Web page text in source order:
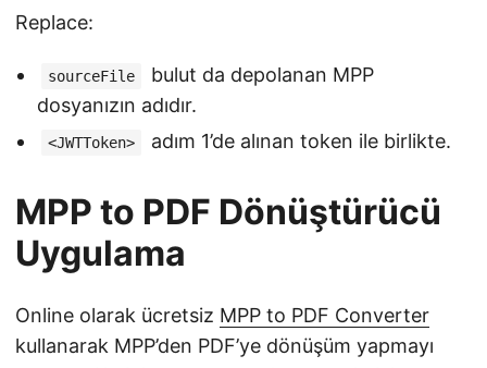
Replace:
sourceFile
bulut da depolanan MPP
dosyanızın adıdır.
<JWTToken> adım 1’de alınan token ile birlikte.
MPP to PDF Dönüştürücü
Uygulama
Online olarak ücretsiz MPP to PDF Converter
kullanarak MPP’den PDF’ye dönüşüm yapmayı